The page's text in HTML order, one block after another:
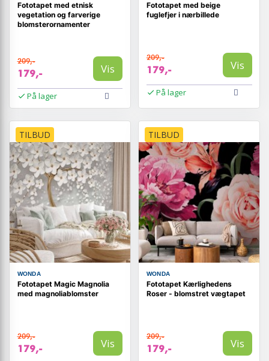
Fototapet med etnisk
vegetation og farverige
blomsterornamenter
209,-
179,- Vis
På lager
Fototapet med beige
fuglefjer i nærbillede
209,-
179,- Vis
På lager
TILBUD
WONDA
Fototapet Magic Magnolia
med magnoliablomster
209,-
179,- Vis
TILBUD
WONDA
Fototapet Kærlighedens
Roser - blomstret vægtapet
209,-
179,- Vis